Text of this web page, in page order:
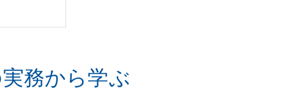
務から学ぶ